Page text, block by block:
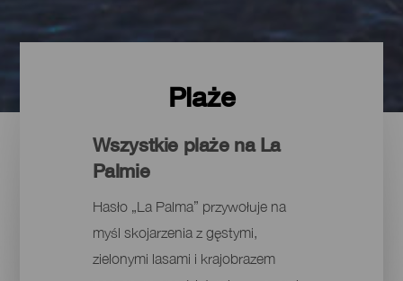
Plaże
Wszystkie plaże na La
Palmie
Hasło „La Palma” przywołuje na
myśl skojarzenia z gęstymi,
zielonymi lasami i krajobrazem